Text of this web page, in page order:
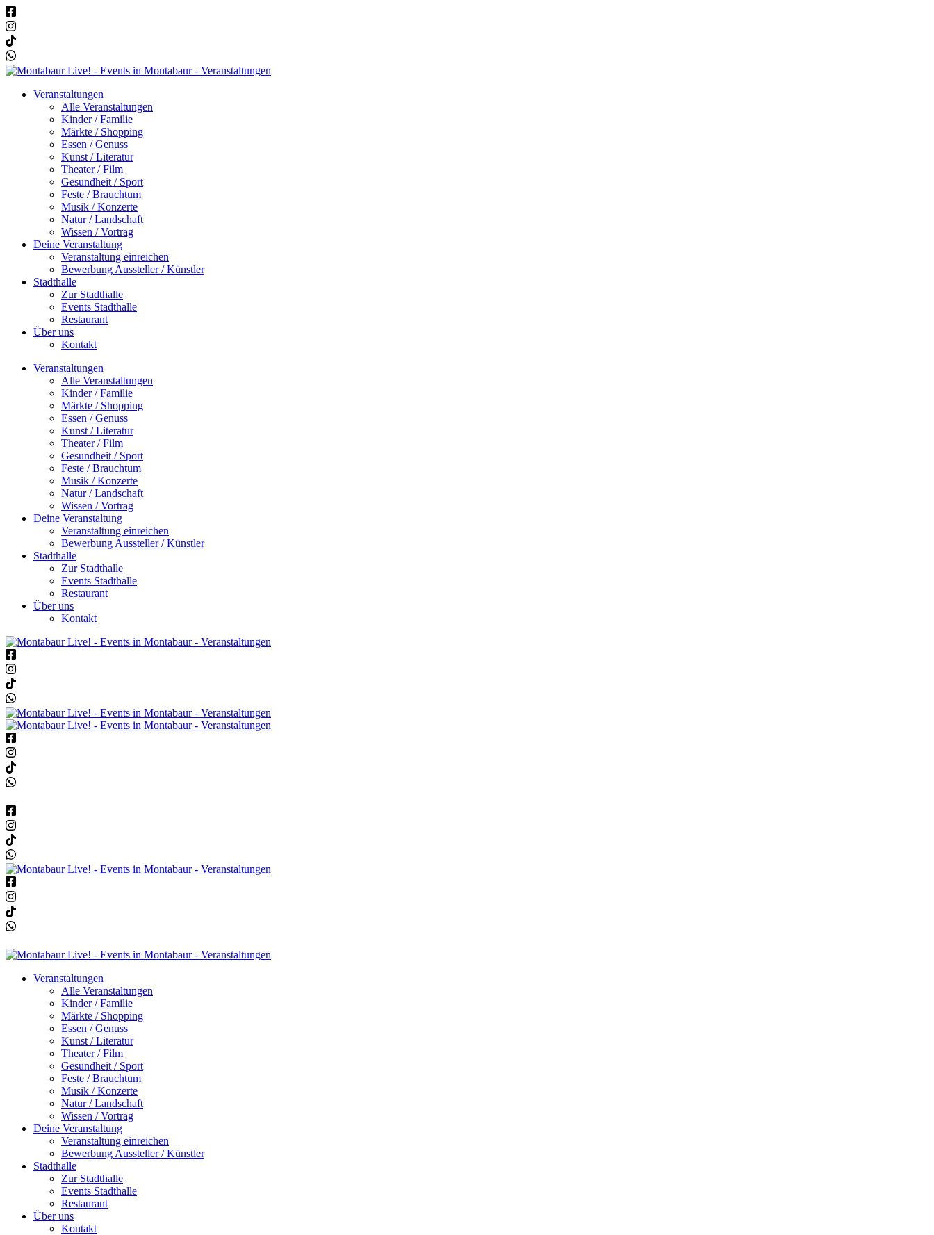
Veranstaltungen
Alle Veranstaltungen
Kinder / Familie
Märkte / Shopping
Essen / Genuss
Kunst / Literatur
Theater / Film
Gesundheit / Sport
Feste / Brauchtum
Musik / Konzerte
Natur / Landschaft
Wissen / Vortrag
Deine Veranstaltung
Veranstaltung einreichen
Bewerbung Aussteller / Künstler
Stadthalle
Zur Stadthalle
Events Stadthalle
Restaurant
Über uns
Kontakt
Veranstaltungen
Alle Veranstaltungen
Kinder / Familie
Märkte / Shopping
Essen / Genuss
Kunst / Literatur
Theater / Film
Gesundheit / Sport
Feste / Brauchtum
Musik / Konzerte
Natur / Landschaft
Wissen / Vortrag
Deine Veranstaltung
Veranstaltung einreichen
Bewerbung Aussteller / Künstler
Stadthalle
Zur Stadthalle
Events Stadthalle
Restaurant
Über uns
Kontakt
Veranstaltungen
Alle Veranstaltungen
Kinder / Familie
Märkte / Shopping
Essen / Genuss
Kunst / Literatur
Theater / Film
Gesundheit / Sport
Feste / Brauchtum
Musik / Konzerte
Natur / Landschaft
Wissen / Vortrag
Deine Veranstaltung
Veranstaltung einreichen
Bewerbung Aussteller / Künstler
Stadthalle
Zur Stadthalle
Events Stadthalle
Restaurant
Über uns
Kontakt